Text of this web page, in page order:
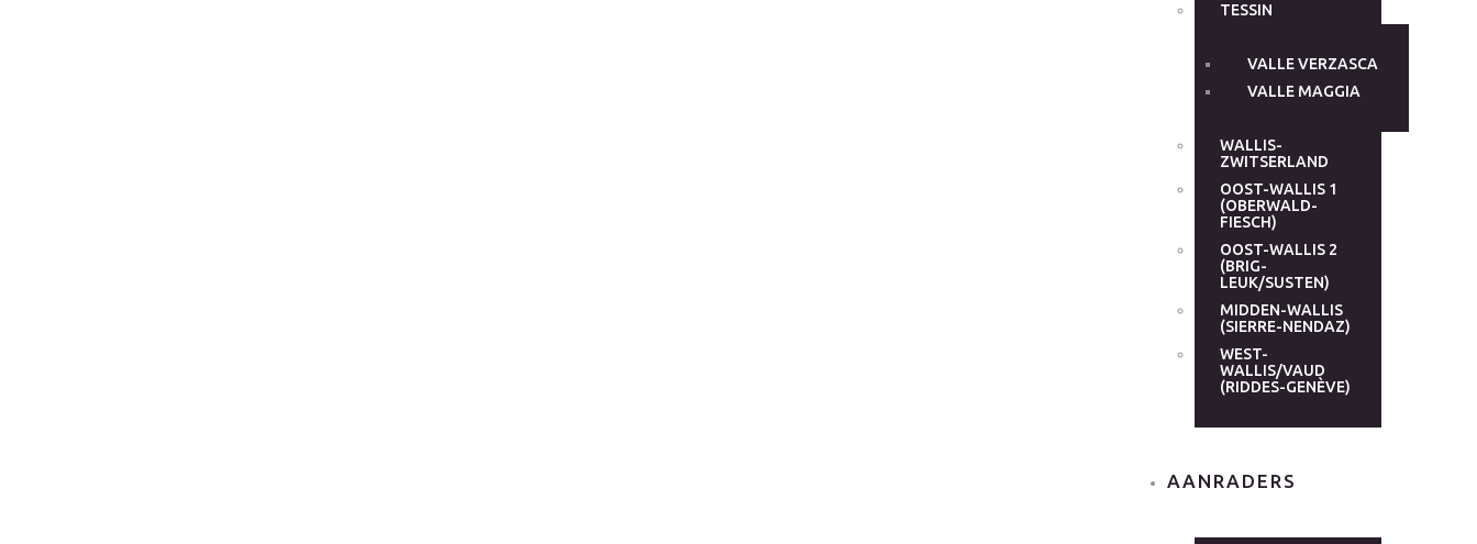
TESSIN
VALLE VERZASCA
VALLE MAGGIA
WALLIS-
ZWITSERLAND
OOST-WALLIS 1
(OBERWALD-
FIESCH)
OOST-WALLIS 2
(BRIG-
LEUK/SUSTEN)
MIDDEN-WALLIS
(SIERRE-NENDAZ)
WEST-
WALLIS/VAUD
(RIDDES-GENÈVE)
AANRADERS